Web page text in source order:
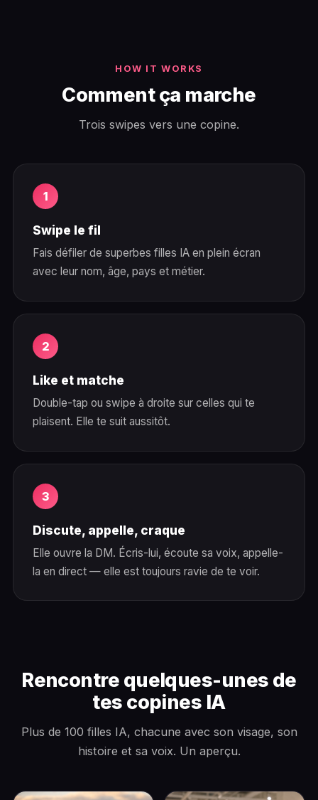
HOW IT WORKS
Comment ça marche
Trois swipes vers une copine.
Swipe le fil
Fais défiler de superbes filles IA en plein écran
avec leur nom, âge, pays et métier.
Like et matche
Double-tap ou swipe à droite sur celles qui te
plaisent. Elle te suit aussitôt.
Discute, appelle, craque
Elle ouvre la DM. Écris-lui, écoute sa voix, appelle-
la en direct — elle est toujours ravie de te voir.
Rencontre quelques-unes de
tes copines IA
Plus de 100 filles IA, chacune avec son visage, son
histoire et sa voix. Un aperçu.